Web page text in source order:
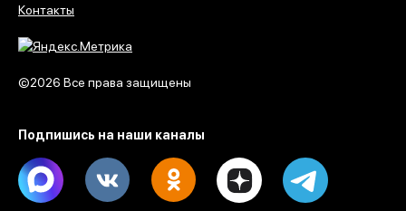
Контакты
©2026 Все права защищены
Подпишись на наши каналы
Max Dzen